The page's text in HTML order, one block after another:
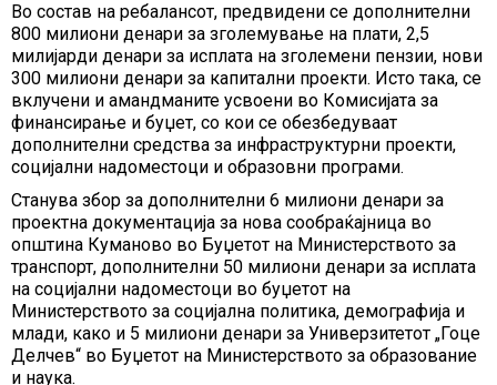
Во состав на ребалансот, предвидени се дополнителни
800 милиони денари за зголемување на плати, 2,5
милијарди денари за исплата на зголемени пензии, нови
300 милиони денари за капитални проекти. Исто така, се
вклучени и амандманите усвоени во Комисијата за
финансирање и буџет, со кои се обезбедуваат
дополнителни средства за инфраструктурни проекти,
социјални надоместоци и образовни програми.
Станува збор за дополнителни 6 милиони денари за
проектна документација за нова сообраќајница во
општина Куманово во Буџетот на Министерството за
транспорт, дополнителни 50 милиони денари за исплата
на социјални надоместоци во буџетот на
Министерството за социјална политика, демографија и
млади, како и 5 милиони денари за Универзитетот „Гоце
Делчев“ во Буџетот на Министерството за образование
и наука.